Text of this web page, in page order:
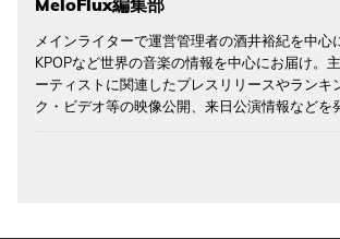
MeloFlux編集部
メインライターで運営管理者の酒井裕紀を中心
KPOPなど世界の音楽の情報を中心にお届け。
ーティストに関連したプレスリリースやランキ
ク・ビデオ等の映像公開、来日公演情報などを